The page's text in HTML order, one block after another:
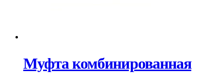
Муфта комбинированная